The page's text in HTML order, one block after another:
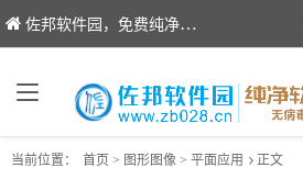
佐邦软件园，免费纯净软件下载站
当前位置： 首页 > 图形图像 > 平面应用 正文